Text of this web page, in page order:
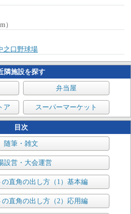
）
之口野球場
隣施設を探す
弁当屋
ア スーパーマーケット
目次
随筆・雑文
設営・大会運営
直角の出し方（1）基本編
直角の出し方（2）応用編